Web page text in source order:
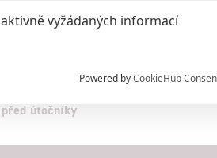
Motherly: Zoufalá matka se
před útočníky
vyžádaných informací
v zařízení
údajích a měření reklamy
průzkum publika a vývoj
Powered byCookieHub